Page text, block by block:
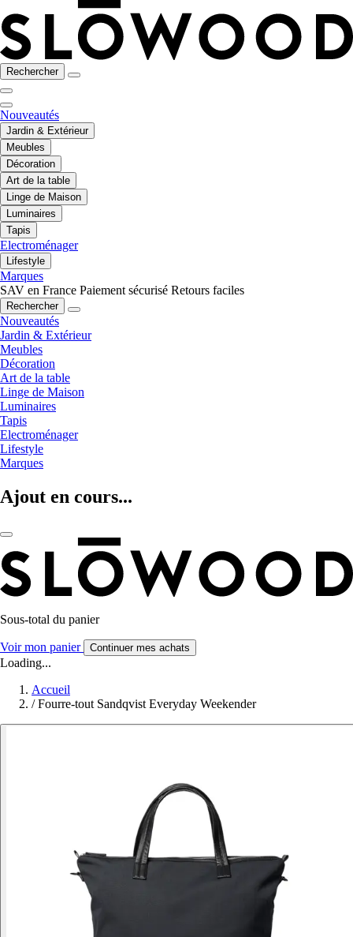
Rechercher
Nouveautés
Jardin & Extérieur
Meubles
Décoration
Art de la table
Linge de Maison
Luminaires
Tapis
Electroménager
Lifestyle
Marques
SAV en France Paiement sécurisé Retours faciles
Rechercher
Nouveautés
Jardin & Extérieur
Meubles
Décoration
Art de la table
Linge de Maison
Luminaires
Tapis
Electroménager
Lifestyle
Marques
Ajout en cours...
Sous-total du panier
Voir mon panier Continuer mes achats
Loading...
Accueil
/ Fourre-tout Sandqvist Everyday Weekender